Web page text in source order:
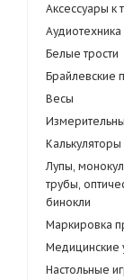
Аксессуары к
Аудиотехника
Белые трости
Брайлевские
Весы
Калькуляторы
Лупы,
трубы,
бинокли
Маркировка
Медицинские
Настольные